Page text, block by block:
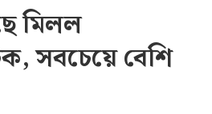
মিলল
সবচেয়ে বেশি